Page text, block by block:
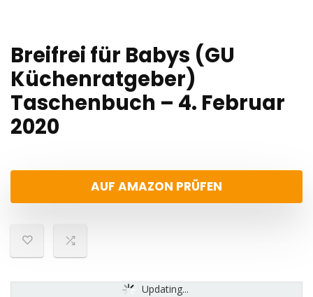
Breifrei für Babys (GU
Küchenratgeber)
Taschenbuch – 4. Februar
2020
AUF AMAZON PRÜFEN
Updating...